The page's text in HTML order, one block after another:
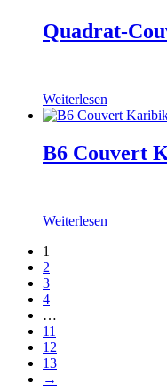
Quadrat-
Weiterlesen
B6 Couvert
Weiterlesen
1
2
3
4
…
11
12
13
→